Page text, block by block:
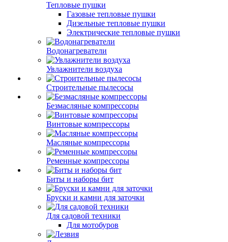
Тепловые пушки
Газовые тепловые пушки
Дизельные тепловые пушки
Электрические тепловые пушки
Водонагреватели
Увлажнители воздуха
Строительные пылесосы
Безмасляные компрессоры
Винтовые компрессоры
Масляные компрессоры
Ременные компрессоры
Биты и наборы бит
Бруски и камни для заточки
Для садовой техники
Для мотобуров